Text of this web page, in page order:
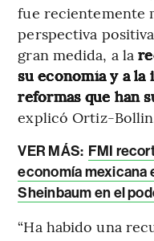
fue recientemente
perspectiva
gran medida, a la
su economía y a
reformas que han
explicó Ortiz-
VER MÁS: FMI
economía mexicana
Sheinbaum en el
“Ha habido una